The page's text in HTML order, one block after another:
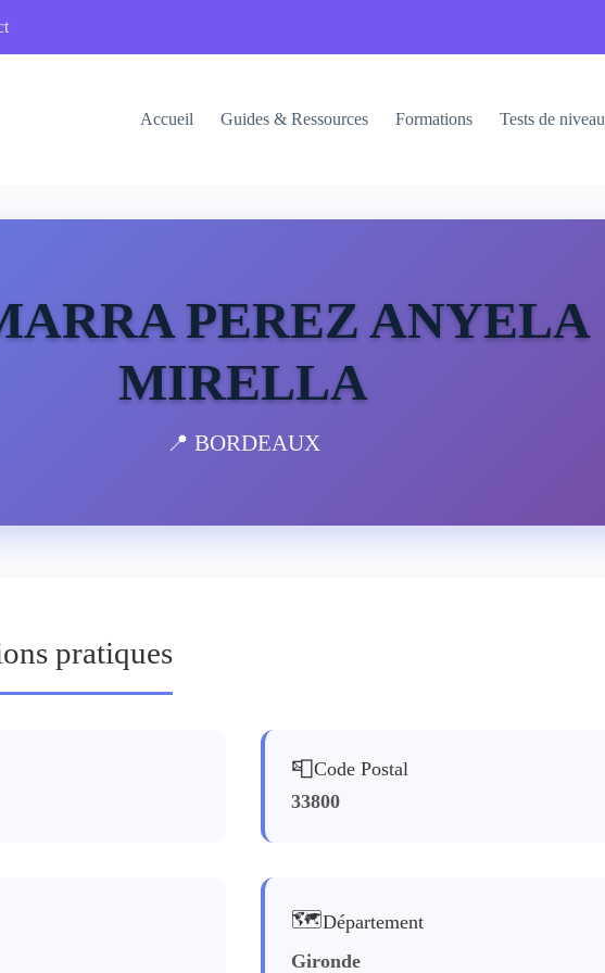
Accueil Guides & Ressources Formations Tests de niveau
PEREZ ANYELA
MIRELLA
📍 BORDEAUX
pratiques
📮Code Postal
33800
🗺️Département
Gironde